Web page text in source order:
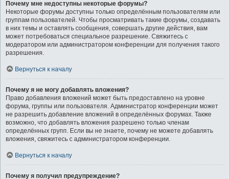
Почему мне недоступны некоторые форумы?
Некоторые форумы доступны только определённым пользователям или
группам пользователей. Чтобы просматривать такие форумы, создавать
в них темы и оставлять сообщения, совершать другие действия, вам
может потребоваться специальное разрешение. Свяжитесь с
модератором или администратором конференции для получения такого
разрешения.
Вернуться к началу
Почему я не могу добавлять вложения?
Право добавления вложений может быть предоставлено на уровне
форума, группы или пользователя. Администратор конференции может
не разрешить добавление вложений в определённых форумах. Также
возможно, что добавлять вложения разрешено только членам
определённых групп. Если вы не знаете, почему не можете добавлять
вложения, свяжитесь с администратором конференции.
Вернуться к началу
Почему я получил предупреждение?